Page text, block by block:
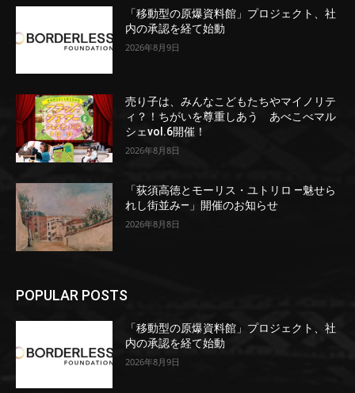
「移動型の原爆資料館」プロジェクト、社
内の承認を経て始動
2026年8月9日
売り子は、みんなこどもたちやマイノリテ
ィ？！ちがいを尊重しあう あべこべマル
シェvol.6開催！
2026年8月8日
「荻須高徳とモーリス・ユトリロ ―魅せら
れし街並み―」開催のお知らせ
2026年8月8日
POPULAR POSTS
「移動型の原爆資料館」プロジェクト、社
内の承認を経て始動
2026年8月9日